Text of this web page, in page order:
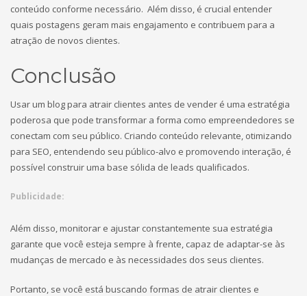
conteúdo conforme necessário. Além disso, é crucial entender
quais postagens geram mais engajamento e contribuem para a
atração de novos clientes.
Conclusão
Usar um blog para atrair clientes antes de vender é uma estratégia
poderosa que pode transformar a forma como empreendedores se
conectam com seu público. Criando conteúdo relevante, otimizando
para SEO, entendendo seu público-alvo e promovendo interação, é
possível construir uma base sólida de leads qualificados.
Publicidade:
Além disso, monitorar e ajustar constantemente sua estratégia
garante que você esteja sempre à frente, capaz de adaptar-se às
mudanças de mercado e às necessidades dos seus clientes.
Portanto, se você está buscando formas de atrair clientes e